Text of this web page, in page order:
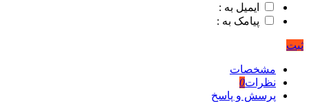
ایمیل به :
پیامک به :
ثبت
مشخصات
نظرات0
پرسش و پاسخ